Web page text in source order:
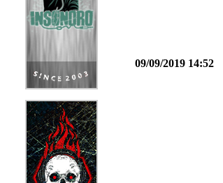
09/09/2019 14:52